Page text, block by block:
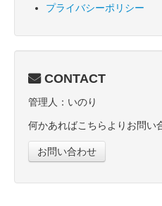
プライバシーポリシー
CONTACT
管理人：いのり
何かあればこちらよりお問い
お問い合わせ